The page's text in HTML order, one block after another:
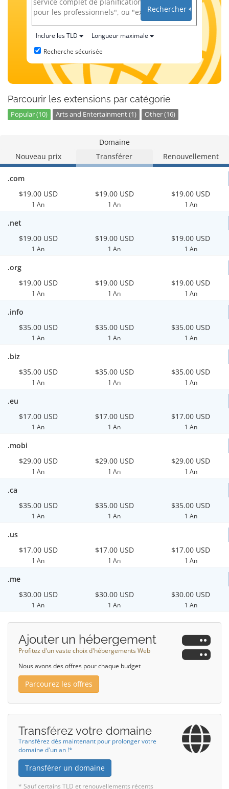
Rechercher
Inclure les TLD
Longueur maximale
Recherche sécurisée
Parcourir les extensions par catégorie
Popular (10) Arts and Entertainment (1) Other (16)
Domaine
Nouveau prix
Transférer Renouvellement
.com
$19.00 USD
1 An
$19.00 USD
1 An
$19.00 USD
1 An
.net
$19.00 USD
1 An
$19.00 USD
1 An
$19.00 USD
1 An
.org
$19.00 USD
1 An
$19.00 USD
1 An
$19.00 USD
1 An
.info
$35.00 USD
1 An
$35.00 USD
1 An
$35.00 USD
1 An
.biz
$35.00 USD
1 An
$35.00 USD
1 An
$35.00 USD
1 An
.eu
$17.00 USD
1 An
$17.00 USD
1 An
$17.00 USD
1 An
.mobi
$29.00 USD
1 An
$29.00 USD
1 An
$29.00 USD
1 An
.ca
$35.00 USD
1 An
$35.00 USD
1 An
$35.00 USD
1 An
.us
$17.00 USD
1 An
$17.00 USD
1 An
$17.00 USD
1 An
.me
$30.00 USD
1 An
$30.00 USD
1 An
$30.00 USD
1 An
Ajouter un hébergement
Profitez d'un vaste choix d'hébergements Web
Nous avons des offres pour chaque budget
Parcourez les offres
Transférez votre domaine
Transférez dès maintenant pour prolonger votre
domaine d'un an !*
Transférer un domaine
* Sauf certains TLD et renouvellements récents